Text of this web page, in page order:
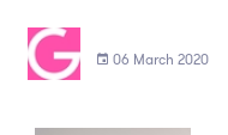
06 March 2020